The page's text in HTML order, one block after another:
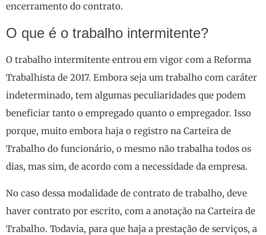
encerramento do contrato.
O que é o trabalho intermitente?
O trabalho intermitente entrou em vigor com a Reforma
Trabalhista de 2017. Embora seja um trabalho com caráter
indeterminado, tem algumas peculiaridades que podem
beneficiar tanto o empregado quanto o empregador. Isso
porque, muito embora haja o registro na Carteira de
Trabalho do funcionário, o mesmo não trabalha todos os
dias, mas sim, de acordo com a necessidade da empresa.
No caso dessa modalidade de contrato de trabalho, deve
haver contrato por escrito, com a anotação na Carteira de
Trabalho. Todavia, para que haja a prestação de serviços, a